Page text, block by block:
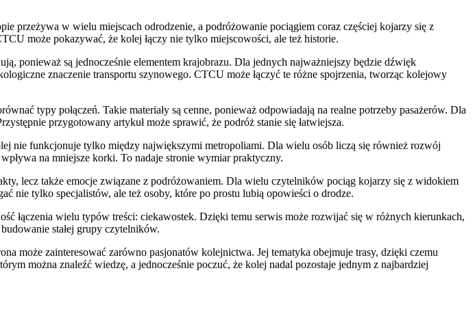
przeżywa w wielu miejscach odrodzenie, a podróżowanie pociągiem coraz częściej kojarzy się z
może pokazywać, że kolej łączy nie tylko miejscowości, ale też historie.
ponieważ są jednocześnie elementem krajobrazu. Dla jednych najważniejszy będzie dźwięk
znaczenie transportu szynowego. CTCU może łączyć te różne spojrzenia, tworząc kolejowy
typy połączeń. Takie materiały są cenne, ponieważ odpowiadają na realne potrzeby pasażerów. Dla
przygotowany artykuł może sprawić, że podróż stanie się łatwiejsza.
nie funkcjonuje tylko między największymi metropoliami. Dla wielu osób liczą się również rozwój
na mniejsze korki. To nadaje stronie wymiar praktyczny.
lecz także emocje związane z podróżowaniem. Dla wielu czytelników pociąg kojarzy się z widokiem
nie tylko specjalistów, ale też osoby, które po prostu lubią opowieści o drodze.
łączenia wielu typów treści: ciekawostek. Dzięki temu serwis może rozwijać się w różnych kierunkach,
stałej grupy czytelników.
może zainteresować zarówno pasjonatów kolejnictwa. Jej tematyka obejmuje trasy, dzięki czemu
można znaleźć wiedzę, a jednocześnie poczuć, że kolej nadal pozostaje jednym z najbardziej